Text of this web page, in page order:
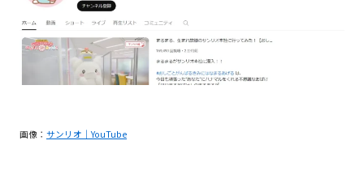
画像： サンリオ｜YouTube